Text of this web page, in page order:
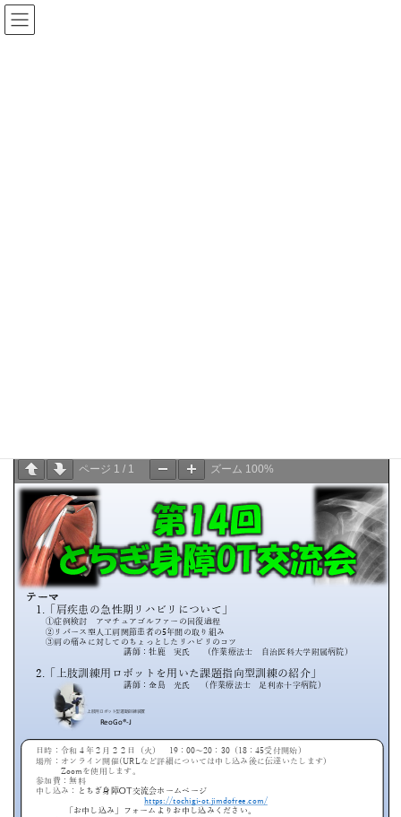
コ
ン
ナ
ビ
ページ 1 / 1 ズーム 100%